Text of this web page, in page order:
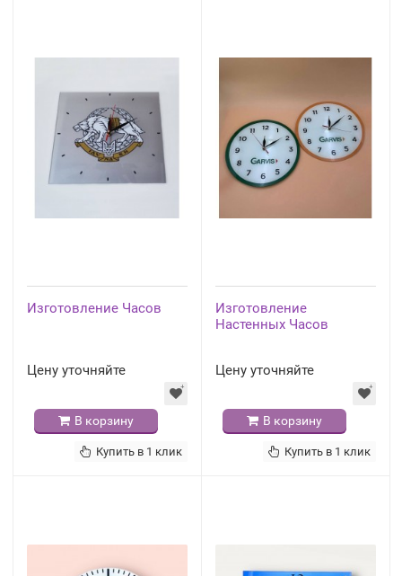
Изготовление Часов
Цену уточняйте
В корзину
Купить в 1 клик
Изготовление
Настенных Часов
Цену уточняйте
В корзину
Купить в 1 клик